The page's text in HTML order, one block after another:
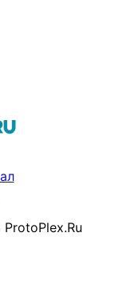
ProtoPlex.Ru